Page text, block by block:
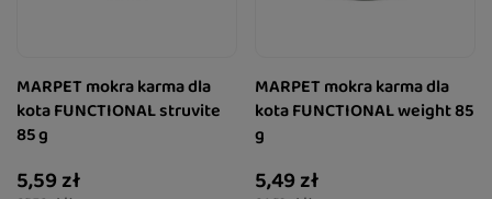
MARPET mokra karma dla
kota FUNCTIONAL struvite
85 g
5,59 zł
MARPET mokra karma dla
kota FUNCTIONAL weight 85
g
5,49 zł